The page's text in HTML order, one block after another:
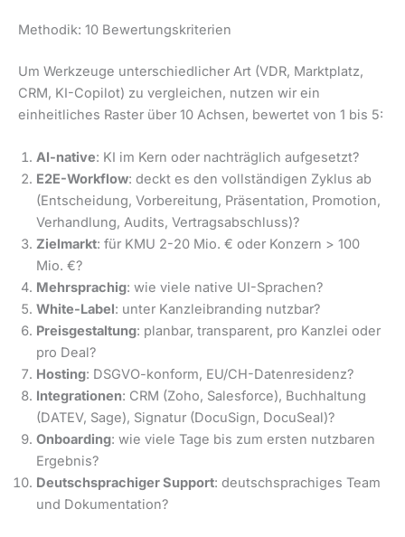
Methodik: 10 Bewertungskriterien
Um Werkzeuge unterschiedlicher Art (VDR, Marktplatz,
CRM, KI-Copilot) zu vergleichen, nutzen wir ein
einheitliches Raster über 10 Achsen, bewertet von 1 bis 5:
AI-native: KI im Kern oder nachträglich aufgesetzt?
E2E-Workflow: deckt es den vollständigen Zyklus ab
(Entscheidung, Vorbereitung, Präsentation, Promotion,
Verhandlung, Audits, Vertragsabschluss)?
Zielmarkt: für KMU 2-20 Mio. € oder Konzern > 100
Mio. €?
Mehrsprachig: wie viele native UI-Sprachen?
White-Label: unter Kanzleibranding nutzbar?
Preisgestaltung: planbar, transparent, pro Kanzlei oder
pro Deal?
Hosting: DSGVO-konform, EU/CH-Datenresidenz?
Integrationen: CRM (Zoho, Salesforce), Buchhaltung
(DATEV, Sage), Signatur (DocuSign, DocuSeal)?
Onboarding: wie viele Tage bis zum ersten nutzbaren
Ergebnis?
Deutschsprachiger Support: deutschsprachiges Team
und Dokumentation?